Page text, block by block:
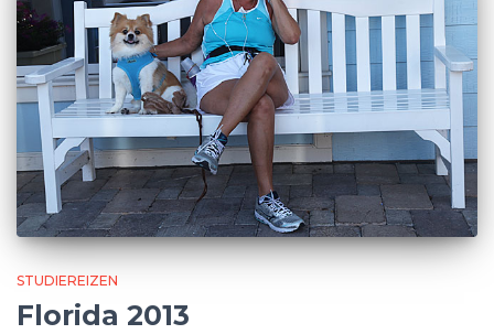
STUDIEREIZEN
Florida 2013